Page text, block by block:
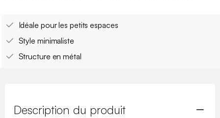
Idéale pour les petits espaces
Style minimaliste
Structure en métal
Description du produit